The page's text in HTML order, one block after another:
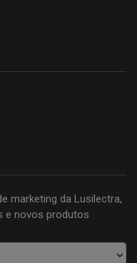
marketing da Lusilectra,
e novos produtos